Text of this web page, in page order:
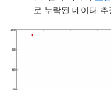
로 누락된 데이터